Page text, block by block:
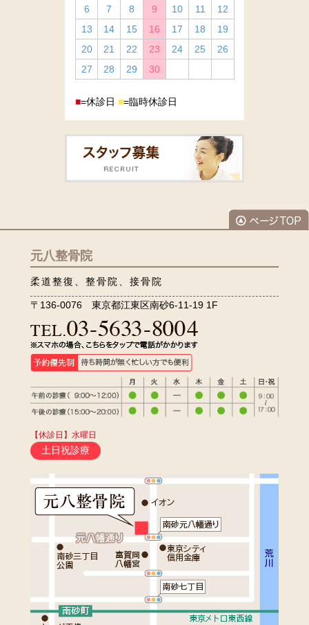
6
7 8 9 10 11
12
13
14 15 16 17 18
19
20
21 22 23 24 25
26
27
28 29 30
■=休診日 ■=臨時休診日
元八整骨院
柔道整復、整骨院、接骨院
〒136-0076 東京都江東区南砂6-11-19 1F
【休診日】水曜日
土日祝診療